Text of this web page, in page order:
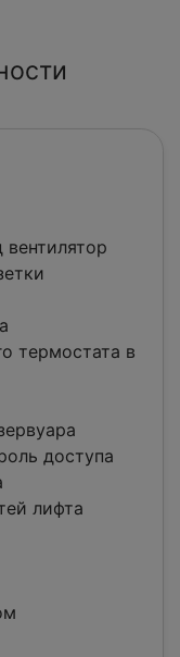
термостата в
доступа
лифта